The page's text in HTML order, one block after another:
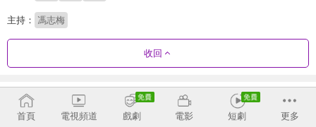
主持： 馮志梅
收回
劇集列表 反序 收合
632 - 657 587 - 631 542 - 586 497 - 541
首頁 電視頻道 戲劇 電影 短劇 更多